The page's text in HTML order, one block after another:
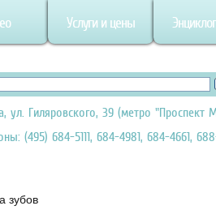
Услуги и цены
ул. Гиляровского, 39 (метро "Проспект
(495) 684-5111, 684-4981, 684-4661,
зубов